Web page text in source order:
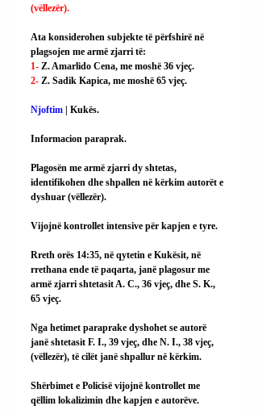
(vëllezër).
Ata konsiderohen subjekte të përfshirë në
plagsojen me armë zjarri të:
1- Z. Amarlido Cena, me moshë 36 vjeç.
2- Z. Sadik Kapica, me moshë 65 vjeç.
Njoftim Kukës.
Informacion paraprak.
Plagosën me armë zjarri dy shtetas,
identifikohen dhe shpallen në kërkim autorët e
dyshuar (vëllezër).
Vijojnë kontrollet intensive për kapjen e tyre.
Rreth orës 14:35, në qytetin e Kukësit, në
rrethana ende të paqarta, janë plagosur me
armë zjarri shtetasit A. C., 36 vjeç, dhe S. K.,
65 vjeç.
Nga hetimet paraprake dyshohet se autorë
janë shtetasit F. I., 39 vjeç, dhe N. I., 38 vjeç,
(vëllezër), të cilët janë shpallur në kërkim.
Shërbimet e Policisë vijojnë kontrollet me
qëllim lokalizimin dhe kapjen e autorëve.